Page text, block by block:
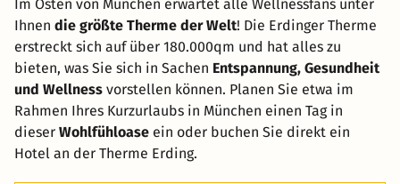
Im Osten von München erwartet alle Wellnessfans unter
Ihnen die größte Therme der Welt! Die Erdinger Therme
erstreckt sich auf über 180.000qm und hat alles zu
bieten, was Sie sich in Sachen Entspannung, Gesundheit
und Wellness vorstellen können. Planen Sie etwa im
Rahmen Ihres Kurzurlaubs in München einen Tag in
dieser Wohlfühloase ein oder buchen Sie direkt ein
Hotel an der Therme Erding.